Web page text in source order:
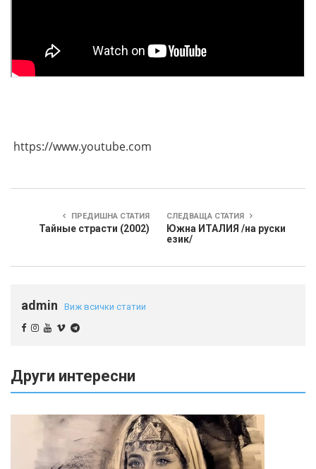
https://www.youtube.com
ПРЕДИШНА СТАТИЯ
Тайные страсти (2002)
СЛЕДВАЩА СТАТИЯ
Южна ИТАЛИЯ /на руски
език/
admin Виж всички статии
Други интересни